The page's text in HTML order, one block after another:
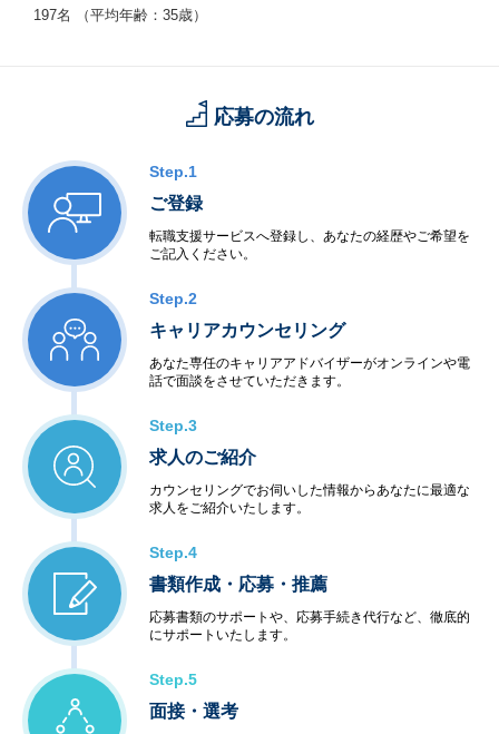
197名 （平均年齢：35歳）
応募の流れ
Step.1
ご登録
転職支援サービスへ登録し、あなたの経歴やご希望を
ご記入ください。
Step.2
キャリアカウンセリング
あなた専任のキャリアアドバイザーがオンラインや電
話で面談をさせていただきます。
Step.3
求人のご紹介
カウンセリングでお伺いした情報からあなたに最適な
求人をご紹介いたします。
Step.4
書類作成・応募・推薦
応募書類のサポートや、応募手続き代行など、徹底的
にサポートいたします。
Step.5
面接・選考